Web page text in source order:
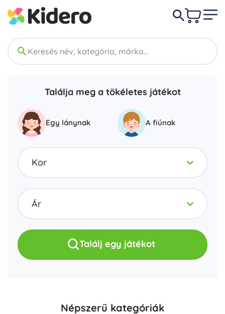
Találja meg a tökéletes játékot
Egy lánynak A fiúnak
Kor
Ár
Találj egy játékot
Népszerű kategóriák